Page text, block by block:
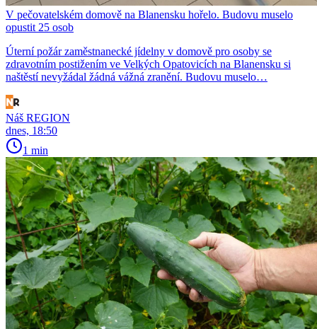
V pečovatelském domově na Blanensku hořelo. Budovu muselo
opustit 25 osob
Úterní požár zaměstnanecké jídelny v domově pro osoby se
zdravotním postižením ve Velkých Opatovicích na Blanensku si
naštěstí nevyžádal žádná vážná zranění. Budovu muselo…
Náš REGION
dnes, 18:50
1 min